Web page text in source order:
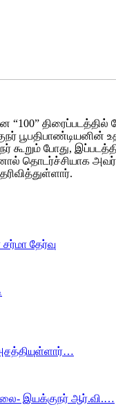
திரைப்படத்தில்
கூறும் போது,
தொடர்ச்சியாக
தேர்வு
அசத்தியுள்ளார்…
இயக்குநர் ஆர்.வி.…